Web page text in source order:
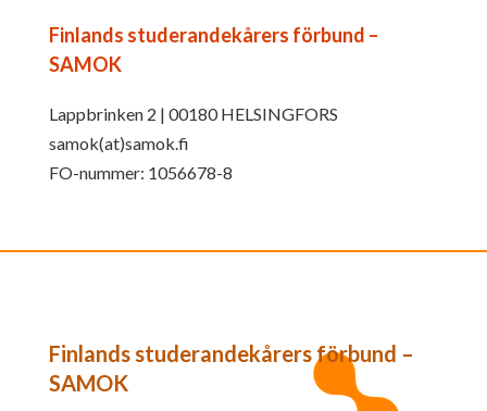
Finlands studerandekårers förbund –
SAMOK
Lappbrinken 2 | 00180 HELSINGFORS
samok(at)samok.fi
FO-nummer: 1056678-8
Finlands studerandekårers förbund –
SAMOK